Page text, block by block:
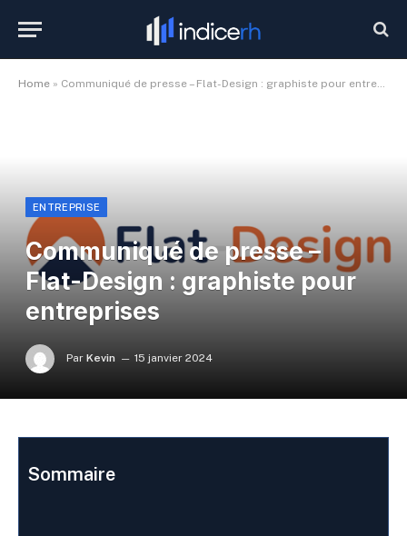
Home » Communiqué de presse – Flat-Design : graphiste pour entreprises
ENTREPRISE
Communiqué de presse –
Flat-Design : graphiste pour
entreprises
Par Kevin 15 janvier 2024
Sommaire